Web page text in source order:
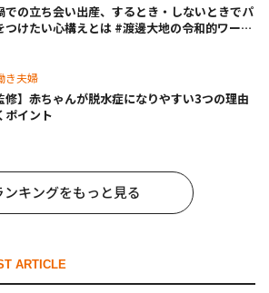
での立ち会い出産、するとき・しないときでパ
つけたい心構えとは #渡邊大地の令和的ワーパ
き夫婦
修】赤ちゃんが脱水症になりやすい3つの理由
ポイント
ンキングをもっと見る
ARTICLE